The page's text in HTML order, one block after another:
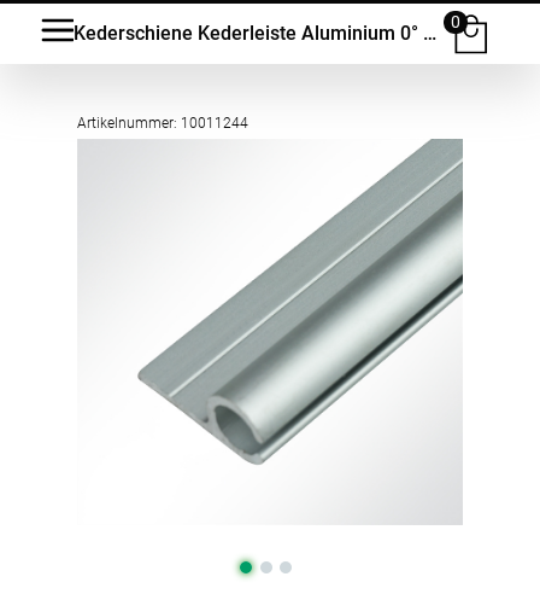
Kederschiene Kederleiste Aluminium 0° eloxiert für 5-9mm Keder
0
Artikelnummer: 10011244